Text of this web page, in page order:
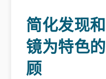
简化发现
镜为特色
顾